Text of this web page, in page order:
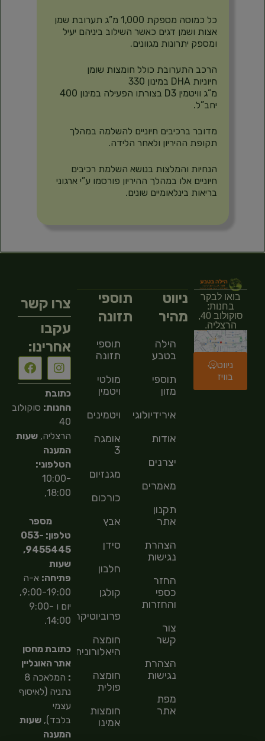
כל כמוסה מספקת 1,000 מ”ג תערובת שמן
אצות ושמן דגים כאשר השילוב ביניהם יעיל
ומספק יתרונות מגוונים.
הרכב התערובת כולל חומצות שומן
חיוניות DHA במינון 330
מ”ג וויטמין D3 בצורתו הפעילה במינון 400
יחב”ל.
מדובר ברכיבים חיוניים להשלמה במהלך
תקופת ההיריון ולאחר הלידה.
הנחיות והמלצות בנושא השלמת רכיבים
חיוניים אלו במהלך ההיריון פורסמו ע”י ארגוני
בריאות בינלאומיים שונים.
בואו לבקר
בחנות:
סוקולוב 40,
הרצליה.
ניווט
בוויז
ניווט
מהיר
הילה
בטבע
תוספי
מזון
אירידיולוגיה
אודות
יצרנים
מאמרים
תקנון
אתר
הצהרת
נגישות
החזר
כספי
והחזרות
צור
קשר
הצהרת
נגישות
מפת
אתר
תוספי
תזונה
תוספי
תזונה
מולטי
ויטמין
ויטמינים
אומגה
3
מגנזיום
כורכום
אבץ
סידן
חלבון
קולגן
פרוביוטיקה
חומצה
היאלורונית
חומצה
פולית
חומצות
אמינו
צרו קשר
עקבו
אחרינו:
כתובת
החנות: סוקולוב
40
הרצליה,שעות
המענה
הטלפוני:
10:00-
18:00,
מספר
טלפון: 053-
9455445,
שעות
פתיחה: א-ה
9:00-19:00,
יום ו 9:00-
14:00.
כתובת מחסן
אתר האונליין
:
המלאכה 8
נתניה (לאיסוף
עצמי
בלבד),שעות
המענה